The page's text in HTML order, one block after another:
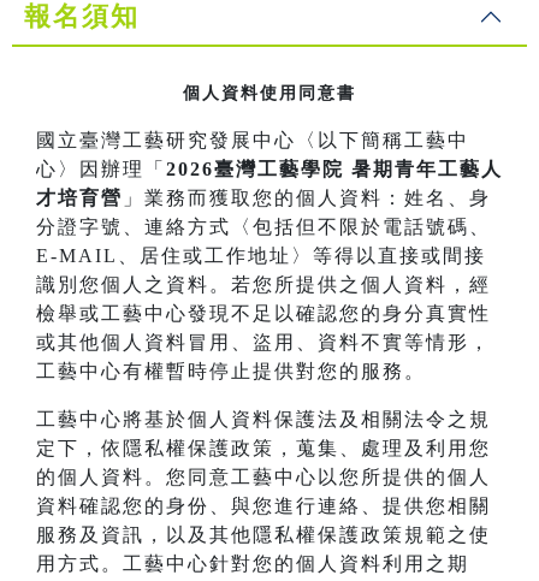
報名須知
個人資料使用同意書
國立臺灣工藝研究發展中心〈以下簡稱工藝中
心〉因辦理「 2026臺灣工藝學院 暑期青年工藝人
才培育營 」業務而獲取您的個人資料：姓名、身
分證字號、連絡方式〈包括但不限於電話號碼、
E-MAIL、居住或工作地址〉等得以直接或間接
識別您個人之資料。若您所提供之個人資料，經
檢舉或工藝中心發現不足以確認您的身分真實性
或其他個人資料冒用、盜用、資料不實等情形，
工藝中心有權暫時停止提供對您的服務。
工藝中心將基於個人資料保護法及相關法令之規
定下，依隱私權保護政策，蒐集、處理及利用您
的個人資料。您同意工藝中心以您所提供的個人
資料確認您的身份、與您進行連絡、提供您相關
服務及資訊，以及其他隱私權保護政策規範之使
用方式。工藝中心針對您的個人資料利用之期